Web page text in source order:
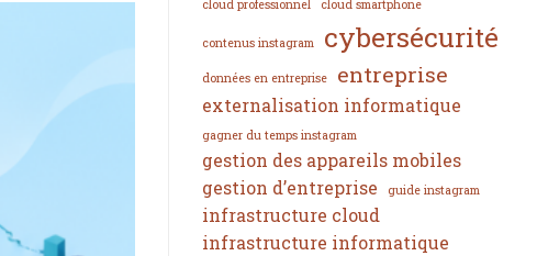
cloud professionnel cloud smartphone
contenus instagram cybersécurité
données en entreprise entreprise
externalisation informatique
gagner du temps instagram
gestion des appareils mobiles
gestion d’entreprise
guide instagram
infrastructure cloud
infrastructure informatique